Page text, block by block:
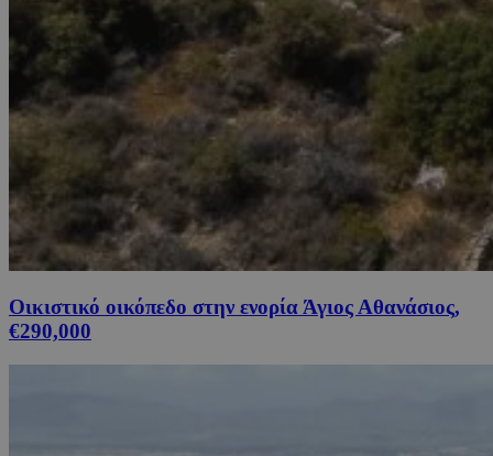
Οικιστικό οικόπεδο στην ενορία Άγιος Αθανάσιος,
€290,000